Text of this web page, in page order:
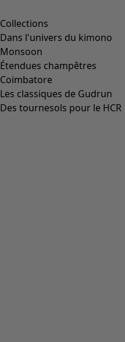
Collections
Dans l'univers du kimono
Monsoon
Étendues champêtres
Coimbatore
Les classiques de Gudrun
Des tournesols pour le HCR